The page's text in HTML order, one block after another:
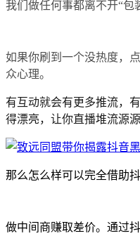
我们做任何事都离不开“包
如果你刷到一个没热度，
众心理。
有互动就会有更多推流，
得漂亮，让你直播堆流源
那么怎么样可以完全借助
做中间商赚取差价。通过